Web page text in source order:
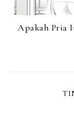
Apakah Pria